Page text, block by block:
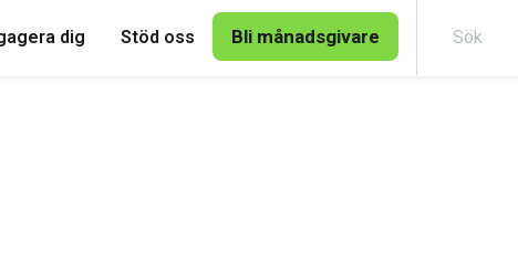
dig Stöd oss Bli månadsgivare